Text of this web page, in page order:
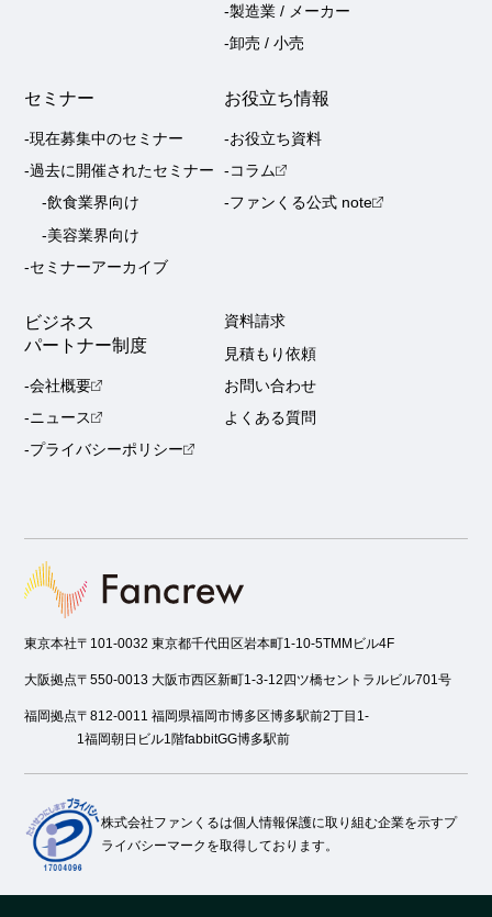
-製造業 / メーカー
-卸売 / 小売
セミナー
-現在募集中のセミナー
-過去に開催されたセミナー
-飲食業界向け
-美容業界向け
-セミナーアーカイブ
お役立ち情報
-お役立ち資料
-コラム
-ファンくる公式 note
ビジネス
パートナー制度
-会社概要
-ニュース
-プライバシーポリシー
資料請求
見積もり依頼
お問い合わせ
よくある質問
東京本社〒101-0032 東京都千代田区岩本町1-10-5TMMビル4F
大阪拠点〒550-0013 大阪市西区新町1-3-12四ツ橋セントラルビル701号
福岡拠点〒812-0011 福岡県福岡市博多区博多駅前2丁目1-
1福岡朝日ビル1階fabbitGG博多駅前
株式会社ファンくるは個人情報保護に取り組む企業を示すプ
ライバシーマークを取得しております。